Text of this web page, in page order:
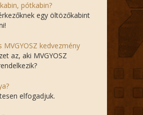
pótkabin?
egy öltözőkabint
MVGYOSZ kedvezmény
az, aki MVGYOSZ
elfogadjuk.